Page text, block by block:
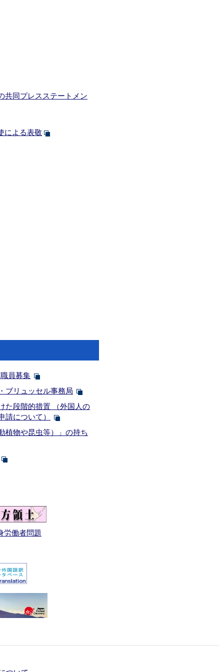
共同プレスステートメン
による表敬
員募集
ブリュッセル事務局
た段階的措置 （外国人の
請について）
植物や昆虫等）」の持ち
労働者問題